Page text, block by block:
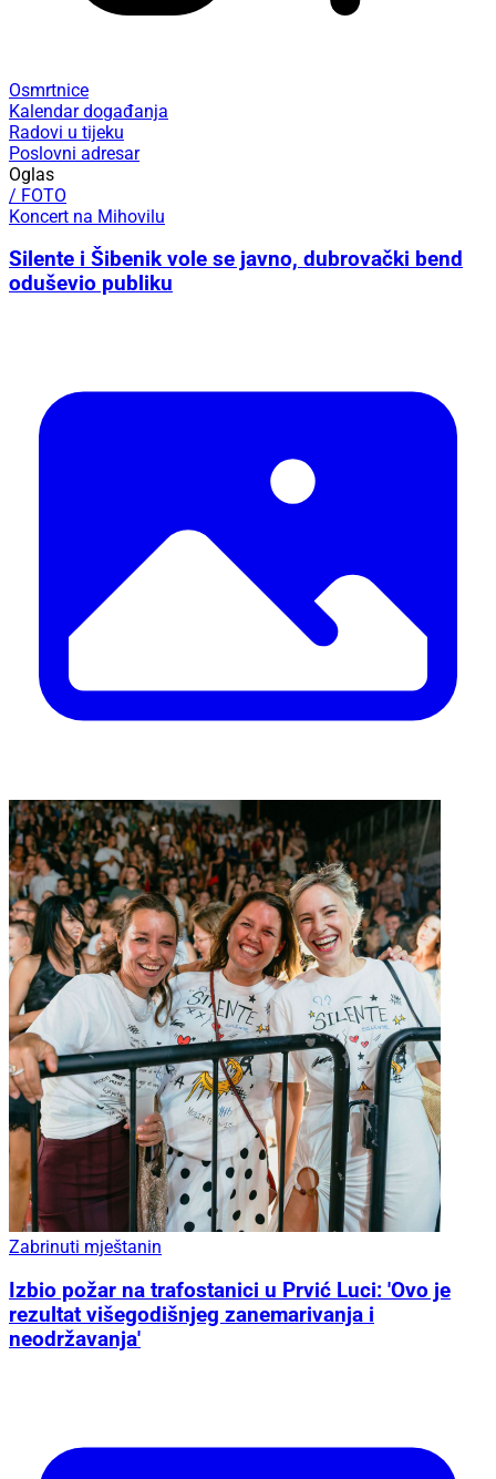
Osmrtnice
Kalendar događanja
Radovi u tijeku
Poslovni adresar
Oglas
/ FOTO
Koncert na Mihovilu
Silente i Šibenik vole se javno, dubrovački bend
oduševio publiku
Zabrinuti mještanin
Izbio požar na trafostanici u Prvić Luci: 'Ovo je
rezultat višegodišnjeg zanemarivanja i
neodržavanja'